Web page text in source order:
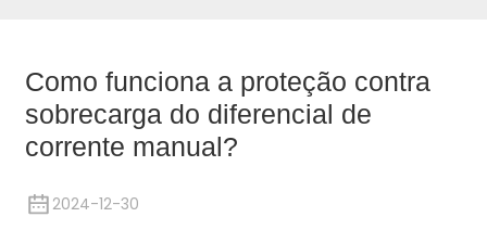
Como funciona a proteção contra
sobrecarga do diferencial de
corrente manual?
2024-12-30